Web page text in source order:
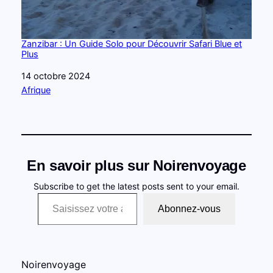
Zanzibar : Un Guide Solo pour Découvrir Safari Blue et
Plus
Date
14 octobre 2024
Par rapport à
Afrique
En savoir plus sur Noirenvoyage
Subscribe to get the latest posts sent to your email.
Saisissez votre adresse e-mail…
Abonnez-vous
Noirenvoyage